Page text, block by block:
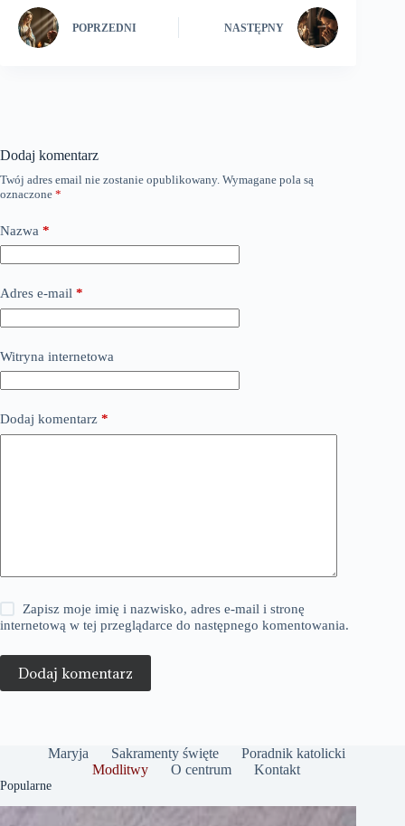
POPRZEDNI NASTĘPNY
Dodaj komentarz
Twój adres email nie zostanie opublikowany. Wymagane pola są
oznaczone *
Nazwa *
Adres e-mail *
Witryna internetowa
Dodaj komentarz *
Zapisz moje imię i nazwisko, adres e-mail i stronę
internetową w tej przeglądarce do następnego komentowania.
Dodaj komentarz
Maryja Sakramenty święte
Poradnik katolicki
Modlitwy
O centrum Kontakt
Popularne